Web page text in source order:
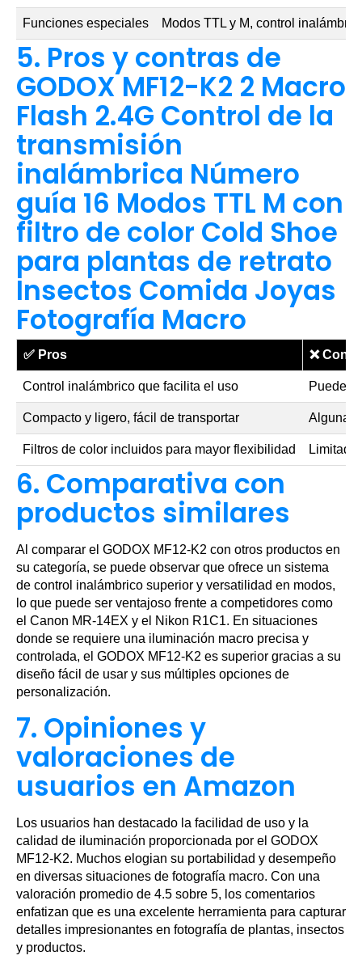
Funciones especiales Modos TTL y M, control
5. Pros y contras de
GODOX MF12-K2 2 Macro
Flash 2.4G Control de la
transmisión
inalámbrica Número
guía 16 Modos TTL M con
filtro de color Cold Shoe
para plantas de retrato
Insectos Comida Joyas
Fotografía Macro
✅ Pros ❌
Control inalámbrico que facilita el uso Puede
Compacto y ligero, fácil de transportar Algunas
Filtros de color incluidos para mayor flexibilidad
6. Comparativa con
productos similares
Al comparar el GODOX MF12-K2 con otros productos en
su categoría, se puede observar que ofrece un sistema
de control inalámbrico superior y versatilidad en modos,
lo que puede ser ventajoso frente a competidores como
el Canon MR-14EX y el Nikon R1C1. En situaciones
donde se requiere una iluminación macro precisa y
controlada, el GODOX MF12-K2 es superior gracias a su
diseño fácil de usar y sus múltiples opciones de
personalización.
7. Opiniones y
valoraciones de
usuarios en Amazon
Los usuarios han destacado la facilidad de uso y la
calidad de iluminación proporcionada por el GODOX
MF12-K2. Muchos elogian su portabilidad y desempeño
en diversas situaciones de fotografía macro. Con una
valoración promedio de 4.5 sobre 5, los comentarios
enfatizan que es una excelente herramienta para capturar
detalles impresionantes en fotografía de plantas, insectos
y productos.